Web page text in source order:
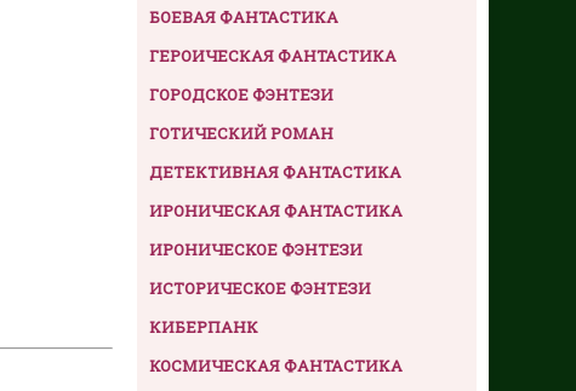
БОЕВАЯ ФАНТАСТИКА
ГЕРОИЧЕСКАЯ ФАНТАСТИКА
ГОРОДСКОЕ ФЭНТЕЗИ
ГОТИЧЕСКИЙ РОМАН
ДЕТЕКТИВНАЯ ФАНТАСТИКА
ИРОНИЧЕСКАЯ ФАНТАСТИКА
ИРОНИЧЕСКОЕ ФЭНТЕЗИ
ИСТОРИЧЕСКОЕ ФЭНТЕЗИ
КИБЕРПАНК
КОСМИЧЕСКАЯ ФАНТАСТИКА